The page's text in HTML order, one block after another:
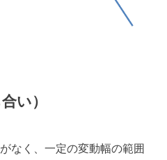
い）
なく、一定の変動幅の範囲